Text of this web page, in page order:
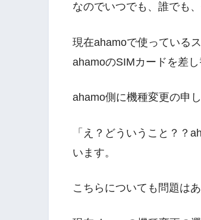
なのでいつでも、誰でも
現在ahamoで使っている
ahamoのSIMカードを差し
ahamo側に機種変更の申
「え？どういうこと？？
います。
こちらについても問題はあ